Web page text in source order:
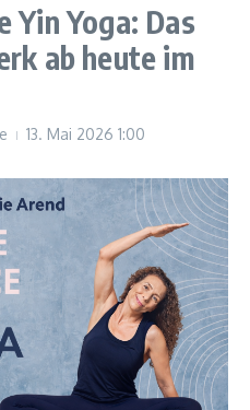
Yin Yoga: Das
ab heute im
13. Mai 2026 1:00